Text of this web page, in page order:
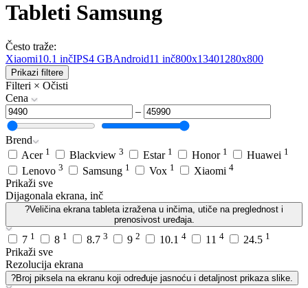
Tableti Samsung
Često traže:
Xiaomi10.1 inčIPS4 GBAndroid11 inč800x13401280x800
Prikazi filtere
Filteri × Očisti
Cena
–
Brend
Acer 1 Blackview 3 Estar 1 Honor 1 Huawei 1
Lenovo 3 Samsung 1 Vox 1 Xiaomi 4
Prikaži sve
Dijagonala ekrana, inč
?Veličina ekrana tableta izražena u inčima, utiče na preglednost i
prenosivost uređaja.
7 1 8 1 8.7 3 9 2 10.1 4 11 4 24.5 1
Prikaži sve
Rezolucija ekrana
?Broj piksela na ekranu koji određuje jasnoću i detaljnost prikaza slike.